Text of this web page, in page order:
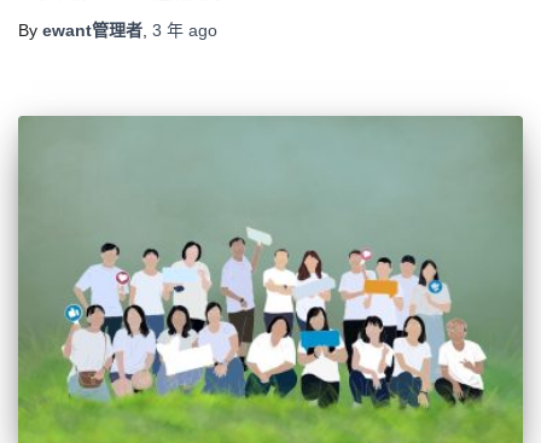
By ewant管理者 3 年 ago